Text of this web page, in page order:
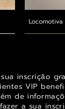
inscrição
VIP
de
a sua